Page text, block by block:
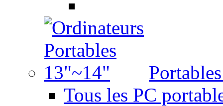
Tous les PC